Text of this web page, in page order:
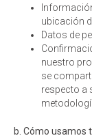
ubicación
Datos de
nuestro
se
respecto a
b. Cómo usamos